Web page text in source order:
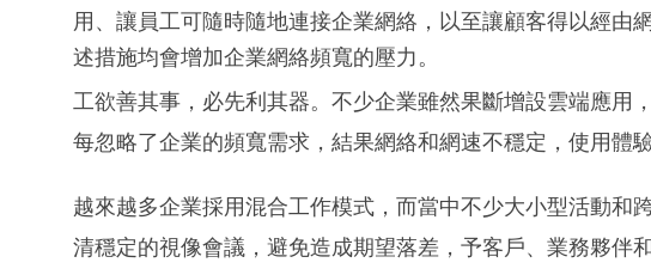
用、讓員工可隨時隨地連接企業網絡，以至讓顧客得以經由
述措施均會增加企業網絡頻寬的壓力。
工欲善其事，必先利其器。不少企業雖然果斷增設雲端應用
每忽略了企業的頻寬需求，結果網絡和網速不穩定，使用體驗
越來越多企業採用混合工作模式，而當中不少大小型活動和
清穩定的視像會議，避免造成期望落差，予客戶、業務夥伴